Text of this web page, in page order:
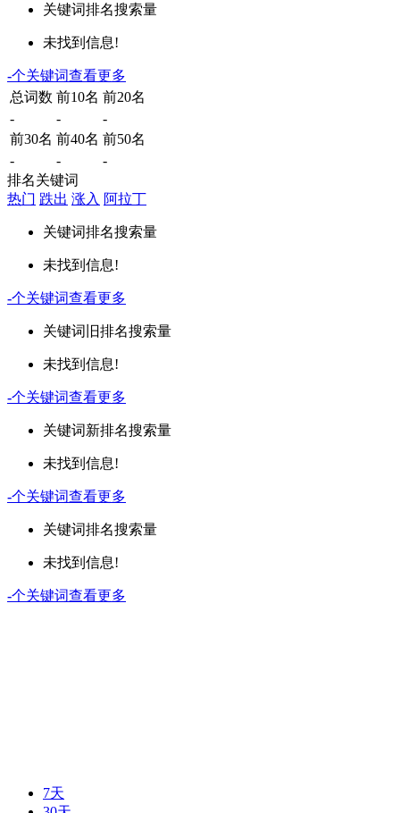
关键词排名搜索量
未找到信息!
-个关键词查看更多
总词数 前10名 前20名
-
-
-
前30名 前40名 前50名
-
-
-
排名关键词
热门 跌出 涨入 阿拉丁
关键词排名搜索量
未找到信息!
-个关键词查看更多
关键词 旧排名搜索量
未找到信息!
-个关键词查看更多
关键词新排名搜索量
未找到信息!
-个关键词查看更多
关键词排名搜索量
未找到信息!
-个关键词查看更多
7天